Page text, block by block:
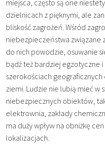
miejsca, często są one
dzielnicach z pięknymi, ale
bliskość zagrożeń. Wśród
niebezpieczeństwa związane
do nich powodzie, osuwanie
bądź też bardziej egzotyczne
szerokościach
ziemi. Ludzie nie lubią mieć w
niebezpiecznych obiektów,
elektrownia, zakłady
ma duży wpływ na obniżkę
lokalizacjach.